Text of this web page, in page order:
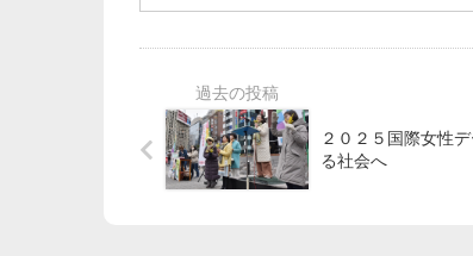
２０２５国際女性
る社会へ